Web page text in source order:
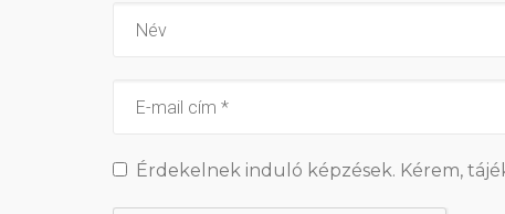
Érdekelnek induló képzések. Kérem,